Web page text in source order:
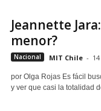
Jeannette
menor?
Nacional MIT Chile -
por Olga Rojas Es fácil
y ver que casi la totalidad